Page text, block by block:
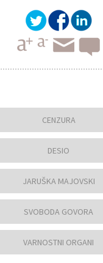
CENZURA
DESIO
JARUŠKA MAJOVSKI
SVOBODA GOVORA
VARNOSTNI ORGANI